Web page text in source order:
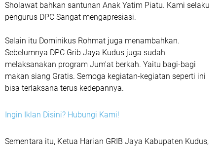
Sholawat bahkan santunan Anak Yatim Piatu. Kami selaku
pengurus DPC Sangat mengapresiasi.
Selain itu Dominikus Rohmat juga menambahkan.
Sebelumnya DPC Grib Jaya Kudus juga sudah
melaksanakan program Jum'at berkah. Yaitu bagi-bagi
makan siang Gratis. Semoga kegiatan-kegiatan seperti ini
bisa terlaksana terus kedepannya.
Ingin Iklan Disini? Hubungi Kami!
Sementara itu, Ketua Harian GRIB Jaya Kabupaten Kudus,